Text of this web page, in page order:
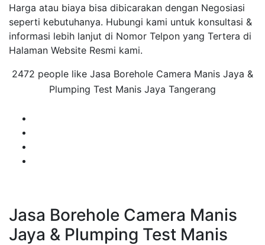
Harga atau biaya bisa dibicarakan dengan Negosiasi
seperti kebutuhanya. Hubungi kami untuk konsultasi &
informasi lebih lanjut di Nomor Telpon yang Tertera di
Halaman Website Resmi kami.
2472 people like Jasa Borehole Camera Manis Jaya &
Plumping Test Manis Jaya Tangerang
Jasa Borehole Camera Manis
Jaya & Plumping Test Manis